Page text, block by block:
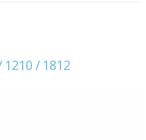
1210 / 1812